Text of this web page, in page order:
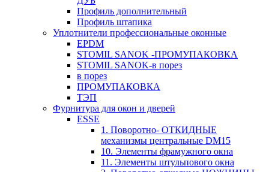
Профиль дополнительный
Профиль штапика
Уплотнители профессиональные оконные
EPDM
STOMIL SANOK -ПРОМУПАКОВКА
STOMIL SANOK-в порез
в порез
ПРОМУПАКОВКА
ТЭП
Фурнитура для окон и дверей
ESSE
1. Поворотно- ОТКИДНЫЕ
механизмы центральные DM15
10. Элементы фрамужного окна
11. Элементы штульпового окна